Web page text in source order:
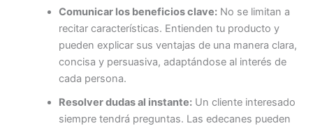
Comunicar los beneficios clave:No se limitan a
recitar características. Entienden tu producto y
pueden explicar sus ventajas de una manera clara,
concisa y persuasiva, adaptándose al interés de
cada persona.
Resolver dudas al instante:Un cliente interesado
siempre tendrá preguntas. Las edecanes pueden